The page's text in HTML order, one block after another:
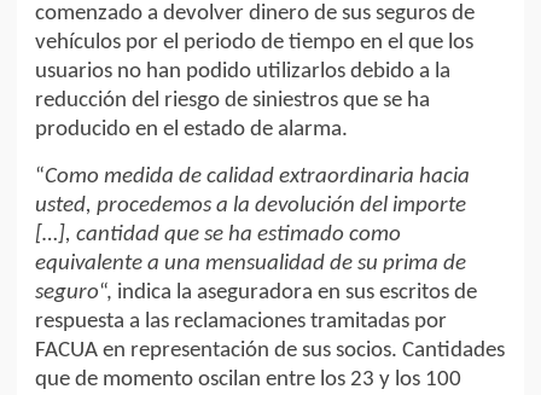
comenzado a devolver dinero de sus seguros de
vehículos por el periodo de tiempo en el que los
usuarios no han podido utilizarlos debido a la
reducción del riesgo de siniestros que se ha
producido en el estado de alarma.
“Como medida de calidad extraordinaria hacia
usted, procedemos a la devolución del importe
[…], cantidad que se ha estimado como
equivalente a una mensualidad de su prima de
seguro“, indica la aseguradora en sus escritos de
respuesta a las reclamaciones tramitadas por
FACUA en representación de sus socios. Cantidades
que de momento oscilan entre los 23 y los 100